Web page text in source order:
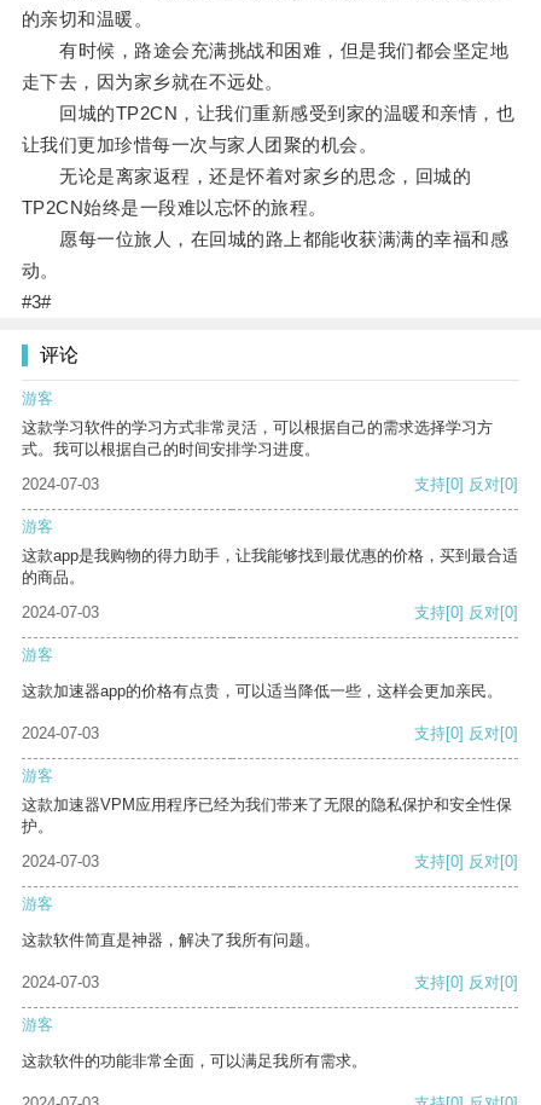
的亲切和温暖。
有时候，路途会充满挑战和困难，但是我们都会坚定地
走下去，因为家乡就在不远处。
回城的TP2CN，让我们重新感受到家的温暖和亲情，也
让我们更加珍惜每一次与家人团聚的机会。
无论是离家返程，还是怀着对家乡的思念，回城的
TP2CN始终是一段难以忘怀的旅程。
愿每一位旅人，在回城的路上都能收获满满的幸福和感
动。
#3#
评论
游客
这款学习软件的学习方式非常灵活，可以根据自己的需求选择学习方
式。我可以根据自己的时间安排学习进度。
2024-07-03
支持[0] 反对[0]
游客
这款app是我购物的得力助手，让我能够找到最优惠的价格，买到最合适
的商品。
2024-07-03
支持[0] 反对[0]
游客
这款加速器app的价格有点贵，可以适当降低一些，这样会更加亲民。
2024-07-03 支持[0] 反对[0]
游客
这款加速器VPM应用程序已经为我们带来了无限的隐私保护和安全性保
护。
2024-07-03
支持[0] 反对[0]
游客
这款软件简直是神器，解决了我所有问题。
2024-07-03 支持[0] 反对[0]
游客
这款软件的功能非常全面，可以满足我所有需求。